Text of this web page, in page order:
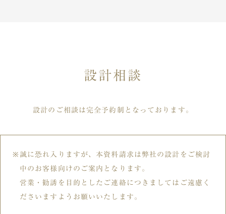
設計相談
設計のご相談は完全予約制となっております。
誠に恐れ入りますが、本資料請求は弊社の設計をご検討
中のお客様向けのご案内となります。
営業・勧誘を目的としたご連絡につきましてはご遠慮く
ださいますようお願いいたします。